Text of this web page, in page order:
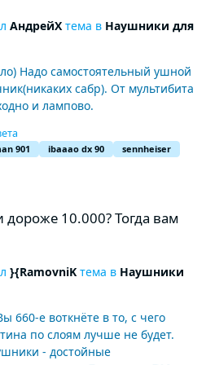
АндрейXтема в Наушники для
Надо самостоятельный ушной
сабр). От мультибита
и лампово.
901 ibaaao dx 90
sennheiser
10.000? Тогда вам
}{RamovniKтема в Наушники
660-е воткнёте в то, с чего
по слоям лучше не будет.
- достойные